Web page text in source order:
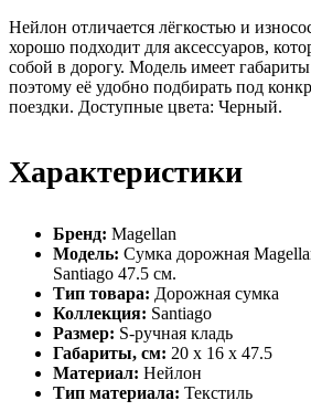
Нейлон отличается лёгкостью и
хорошо подходит для аксессуаров,
собой в дорогу. Модель имеет
поэтому её удобно подбирать под
поездки. Доступные цвета: Черный.
Характеристики
Бренд: Magellan
Модель: Сумка дорожная
Santiago 47.5 см.
Тип товара: Дорожная сумка
Коллекция: Santiago
Размер: S-ручная кладь
Габариты, см: 20 x 16 x 47.5
Материал: Нейлон
Тип материала: Текстиль